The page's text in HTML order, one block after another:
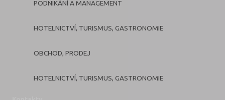
PODNIKÁNÍ A MANAGEMENT
HOTELNICTVÍ, TURISMUS, GASTRONOMIE
OBCHOD, PRODEJ
HOTELNICTVÍ, TURISMUS, GASTRONOMIE